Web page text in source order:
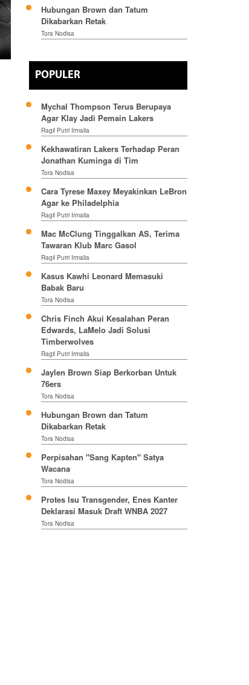
Hubungan Brown dan Tatum
Dikabarkan Retak
Tora Nodisa
POPULER
Mychal Thompson Terus Berupaya
Agar Klay Jadi Pemain Lakers
Ragil Putri Irmalia
Kekhawatiran Lakers Terhadap Peran
Jonathan Kuminga di Tim
Tora Nodisa
Cara Tyrese Maxey Meyakinkan LeBron
Agar ke Philadelphia
Ragil Putri Irmalia
Mac McClung Tinggalkan AS, Terima
Tawaran Klub Marc Gasol
Ragil Putri Irmalia
Kasus Kawhi Leonard Memasuki
Babak Baru
Tora Nodisa
Chris Finch Akui Kesalahan Peran
Edwards, LaMelo Jadi Solusi
Timberwolves
Ragil Putri Irmalia
Jaylen Brown Siap Berkorban Untuk
76ers
Tora Nodisa
Hubungan Brown dan Tatum
Dikabarkan Retak
Tora Nodisa
Perpisahan "Sang Kapten" Satya
Wacana
Tora Nodisa
Protes Isu Transgender, Enes Kanter
Deklarasi Masuk Draft WNBA 2027
Tora Nodisa